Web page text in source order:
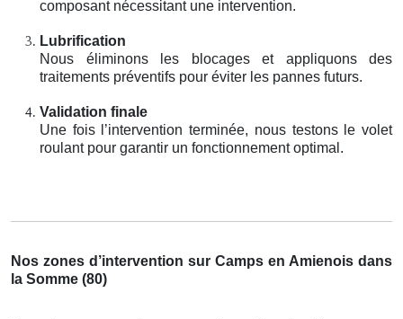
composant nécessitant une intervention.
Lubrification
Nous éliminons les blocages et appliquons des
traitements préventifs pour éviter les pannes futurs.
Validation finale
Une fois l’intervention terminée, nous testons le volet
roulant pour garantir un fonctionnement optimal.
Nos zones d’intervention sur Camps en Amienois dans
la Somme (80)